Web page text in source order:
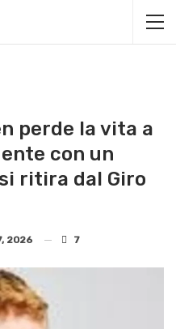
perde la vita a
con un
ritira dal Giro
2026 7